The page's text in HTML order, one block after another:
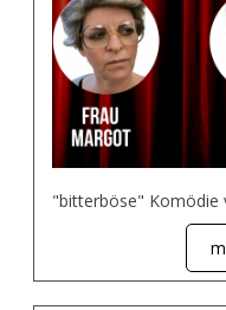
"bitterböse" Komödie